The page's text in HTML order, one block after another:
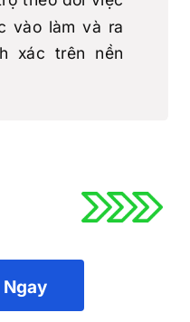
vào làm và ra
xác trên nền
Chấm công